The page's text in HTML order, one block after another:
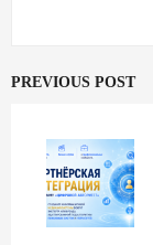
PREVIOUS POST